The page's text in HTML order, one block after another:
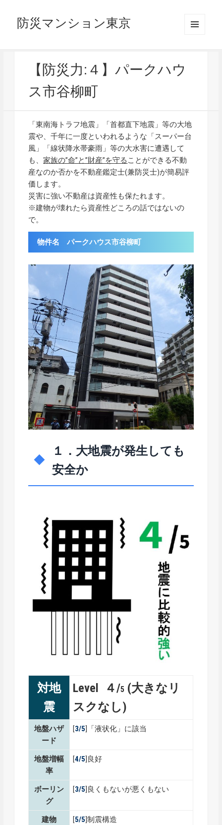
防災マンション東京
【防災力:４】パークハウ
ス市谷柳町
「東南海トラフ地震」「首都直下地震」等の大地
震や、千年に一度といわれるような「スーパー台
風」「線状降水帯豪雨」等の大水害に遭遇して
も、家族の”命”と”財産”を守る ことができる不動
産なのか否かを不動産鑑定士(兼防災士)が簡易評
価します。
災害に強い不動産は資産性も保たれます。
※建物が壊れたら資産性どころの話ではないの
で。
物件名 パークハウス市谷柳町
１．大地震が発生しても
安全か
対地
震
Level ４/5 (大きなリ
スクなし)
地盤ハザ
ード
[3/5]「液状化」に該当
地盤増幅
率
[4/5]良好
ボーリン
グ
[3/5]良くもないが悪くもない
建物 [5/5]制震構造